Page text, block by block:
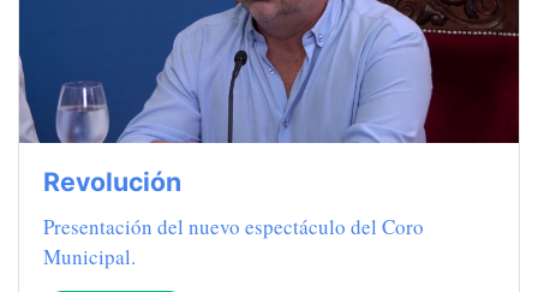
Revolución
Presentación del nuevo espectáculo del Coro
Municipal.